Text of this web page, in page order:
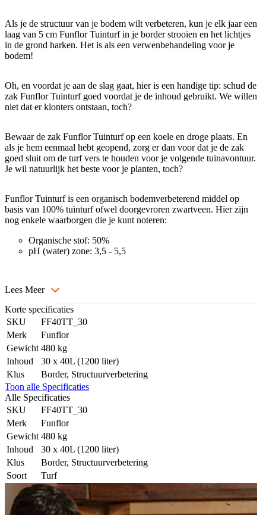
Als je de structuur van je bodem wilt verbeteren, kun je elk jaar een
laag van 5 cm Funflor Tuinturf in je border strooien en het lichtjes
in de grond harken. Het is als een verwenbehandeling voor je
bodem!
Oh, en voordat je aan de slag gaat, hier is een handige tip: schud de
zak Funflor Tuinturf goed voordat je de inhoud gebruikt. We willen
niet dat er klonters ontstaan, toch?
Bewaar de zak Funflor Tuinturf op een koele en droge plaats. En
als je hem eenmaal hebt geopend, zorg er dan voor dat je de zak
goed sluit om de turf vers te houden voor je volgende tuinavontuur.
Je wil natuurlijk het beste voor je planten, toch?
Funflor Tuinturf is een organisch bodemverbeterend middel op
basis van 100% tuinturf ofwel doorgevroren zwartveen. Hier zijn
nog enkele waarborgen die je kunt noteren:
Organische stof: 50%
pH (water) zone: 3,5 - 5,5
Lees Meer
Korte specificaties
SKU
FF40TT_30
Merk
Funflor
Gewicht 480 kg
Inhoud
30 x 40L (1200 liter)
Klus
Border, Structuurverbetering
Toon alle Specificaties
Alle Specificaties
SKU
FF40TT_30
Merk
Funflor
Gewicht 480 kg
Inhoud
30 x 40L (1200 liter)
Klus
Border, Structuurverbetering
Soort
Turf